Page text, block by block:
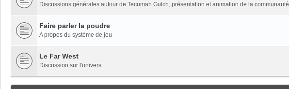
Discussions générales autour de Tecumah Gulch, présentation et animation de la communauté
Faire parler la poudre
A propos du système de jeu
Le Far West
Discussion sur l'univers